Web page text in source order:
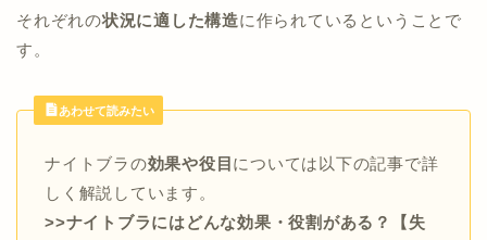
それぞれの状況に適した構造に作られているということで
す。
あわせて読みたい
ナイトブラの効果や役目 については以下の記事で詳
しく解説しています。
>>ナイトブラにはどんな効果・役割がある？【失